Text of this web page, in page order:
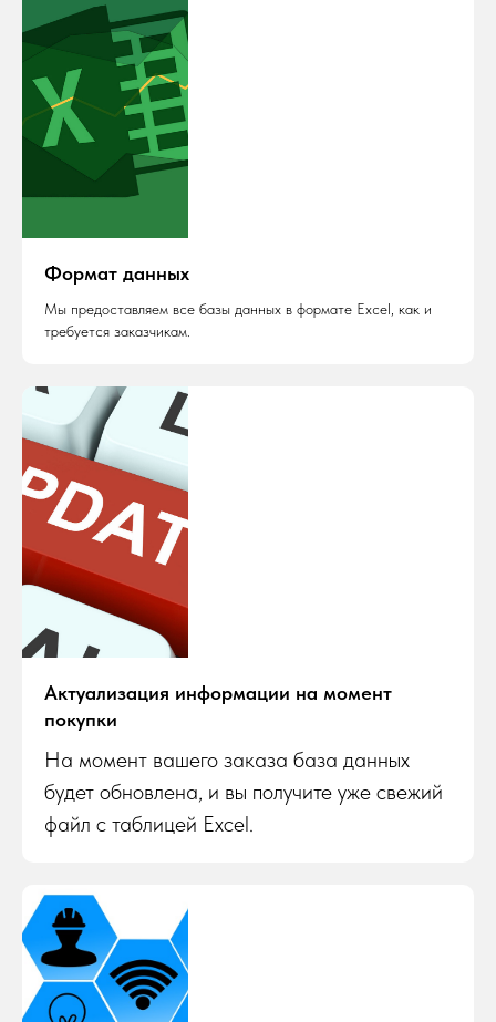
Формат данных
Мы предоставляем все базы данных в формате Excel, как и
требуется заказчикам.
Актуализация информации на момент
покупки
На момент вашего заказа база данных
будет обновлена, и вы получите уже свежий
файл с таблицей Excel.